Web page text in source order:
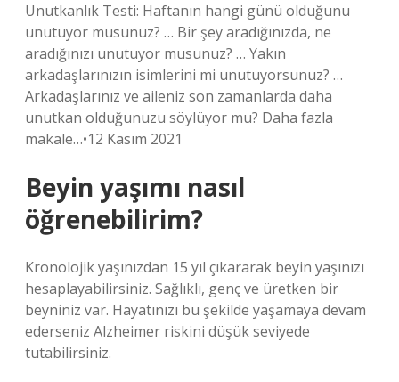
Unutkanlık Testi: Haftanın hangi günü olduğunu
unutuyor musunuz? … Bir şey aradığınızda, ne
aradığınızı unutuyor musunuz? … Yakın
arkadaşlarınızın isimlerini mi unutuyorsunuz? …
Arkadaşlarınız ve aileniz son zamanlarda daha
unutkan olduğunuzu söylüyor mu? Daha fazla
makale…•12 Kasım 2021
Beyin yaşımı nasıl
öğrenebilirim?
Kronolojik yaşınızdan 15 yıl çıkararak beyin yaşınızı
hesaplayabilirsiniz. Sağlıklı, genç ve üretken bir
beyniniz var. Hayatınızı bu şekilde yaşamaya devam
ederseniz Alzheimer riskini düşük seviyede
tutabilirsiniz.